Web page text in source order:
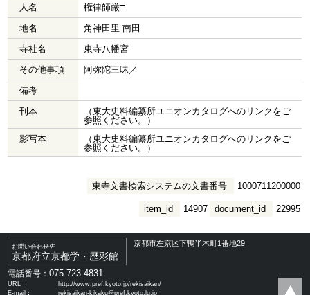
人名
権律師厳□
地名
角神田里 南田
寺社名
東寺八幡宮
その他事項
阿弥陀三昧／
備考
刊本
（東大史料編纂所ユニオンカタログへのリンクをご
参照ください。）
影写本
（東大史料編纂所ユニオンカタログへのリンクをご
参照ください。）
東寺文書検索システムの文書番号 1000711200000
document_id 22995
item_id 14907
お問い合わせ先
京都府立京都学・歴彩館
京都市左京区下鴨半木町1番地29
電話番号：075-723-4831
URL ：
http://www.pref.kyoto.jp/rekisaikan/
E-mail：
rekisaikan-kikaku@pref.kyoto.lg.jp